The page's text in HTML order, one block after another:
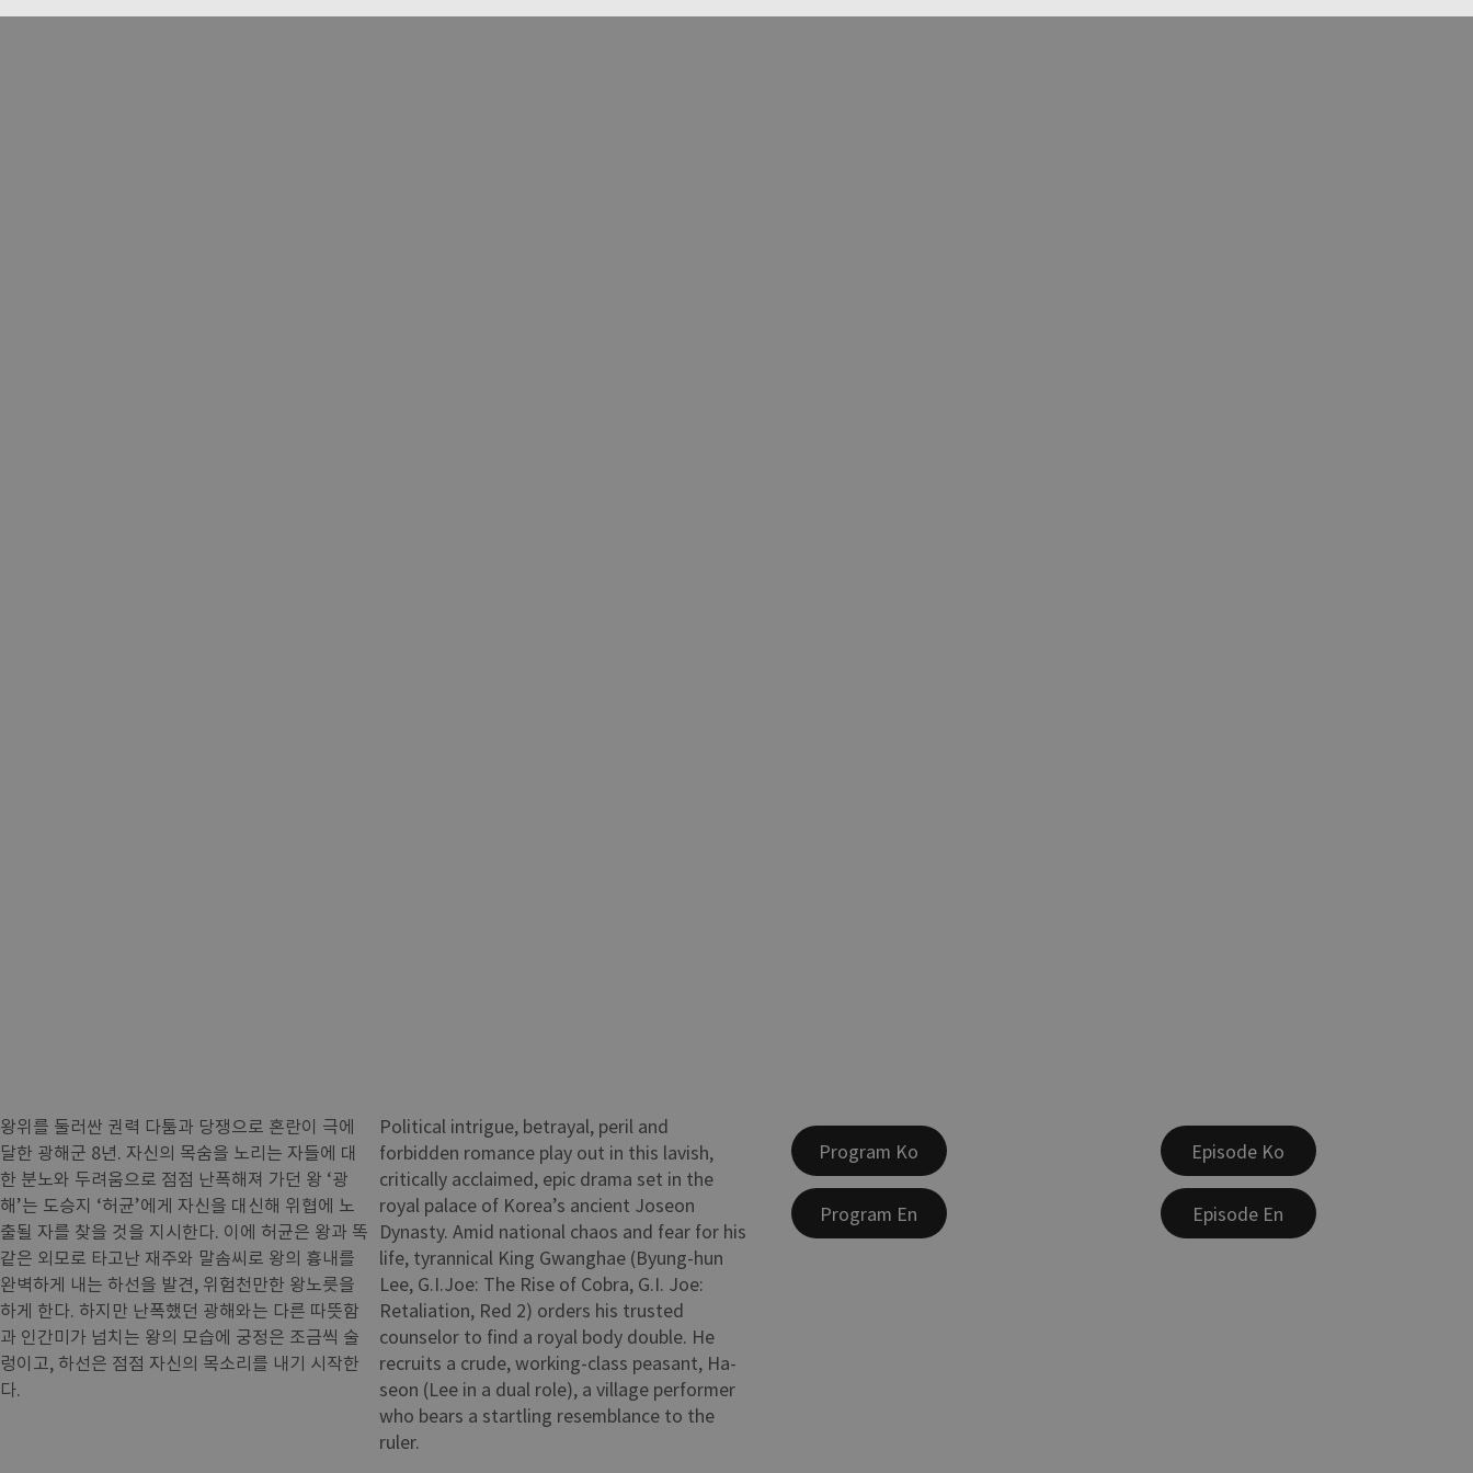
왕위를 둘러싼 권력 다툼과 당쟁으로 혼란이 극에
달한 광해군 8년. 자신의 목숨을 노리는 자들에 대
한 분노와 두려움으로 점점 난폭해져 가던 왕 ‘광
해’는 도승지 ‘허균’에게 자신을 대신해 위협에 노
출될 자를 찾을 것을 지시한다. 이에 허균은 왕과 똑
같은 외모로 타고난 재주와 말솜씨로 왕의 흉내를
완벽하게 내는 하선을 발견, 위험천만한 왕노릇을
하게 한다. 하지만 난폭했던 광해와는 다른 따뜻함
과 인간미가 넘치는 왕의 모습에 궁정은 조금씩 술
렁이고, 하선은 점점 자신의 목소리를 내기 시작한
다.
Political intrigue, betrayal, peril and
forbidden romance play out in this lavish,
critically acclaimed, epic drama set in the
royal palace of Korea’s ancient Joseon
Dynasty. Amid national chaos and fear for his
life, tyrannical King Gwanghae (Byung-hun
Lee, G.I.Joe: The Rise of Cobra, G.I. Joe:
Retaliation, Red 2) orders his trusted
counselor to find a royal body double. He
recruits a crude, working-class peasant, Ha-
seon (Lee in a dual role), a village performer
who bears a startling resemblance to the
ruler.
Program Ko
Program En
Episode Ko
Episode En